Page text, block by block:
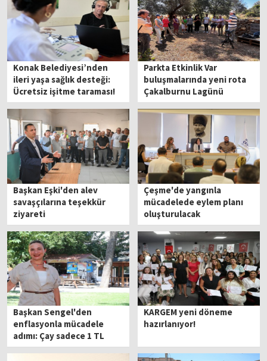
Konak Belediyesi’nden
ileri yaşa sağlık desteği:
Ücretsiz işitme taraması!
Parkta Etkinlik Var
buluşmalarında yeni rota
Çakalburnu Lagünü
Başkan Eşki'den alev
savaşçılarına teşekkür
ziyareti
Çeşme'de yangınla
mücadelede eylem planı
oluşturulacak
Başkan Sengel'den
enflasyonla mücadele
adımı: Çay sadece 1 TL
KARGEM yeni döneme
hazırlanıyor!